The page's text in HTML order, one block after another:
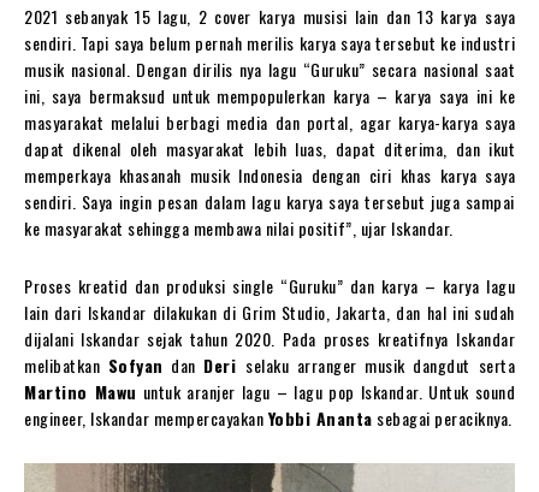
2021 sebanyak 15 lagu, 2 cover karya musisi lain dan 13 karya saya
sendiri. Tapi saya belum pernah merilis karya saya tersebut ke industri
musik nasional. Dengan dirilis nya lagu “Guruku” secara nasional saat
ini, saya bermaksud untuk mempopulerkan karya – karya saya ini ke
masyarakat melalui berbagi media dan portal, agar karya-karya saya
dapat dikenal oleh masyarakat lebih luas, dapat diterima, dan ikut
memperkaya khasanah musik Indonesia dengan ciri khas karya saya
sendiri. Saya ingin pesan dalam lagu karya saya tersebut juga sampai
ke masyarakat sehingga membawa nilai positif”, ujar Iskandar.
Proses kreatid dan produksi single “Guruku” dan karya – karya lagu
lain dari Iskandar dilakukan di Grim Studio, Jakarta, dan hal ini sudah
dijalani Iskandar sejak tahun 2020. Pada proses kreatifnya Iskandar
melibatkan Sofyan dan Deri selaku arranger musik dangdut serta
Martino Mawu untuk aranjer lagu – lagu pop Iskandar. Untuk sound
engineer, Iskandar mempercayakanYobbi Ananta sebagai peraciknya.